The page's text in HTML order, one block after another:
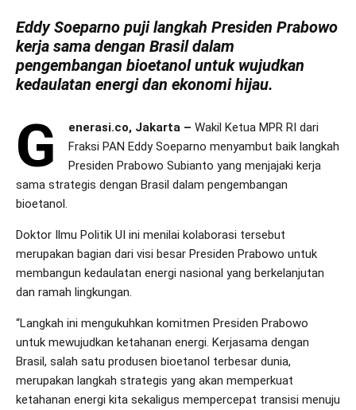
Eddy Soeparno puji langkah Presiden Prabowo
kerja sama dengan Brasil dalam
pengembangan bioetanol untuk wujudkan
kedaulatan energi dan ekonomi hijau.
G enerasi.co, Jakarta – Wakil Ketua MPR RI dari
Fraksi PAN Eddy Soeparno menyambut baik langkah
Presiden Prabowo Subianto yang menjajaki kerja
sama strategis dengan Brasil dalam pengembangan
bioetanol.
Doktor Ilmu Politik UI ini menilai kolaborasi tersebut
merupakan bagian dari visi besar Presiden Prabowo untuk
membangun kedaulatan energi nasional yang berkelanjutan
dan ramah lingkungan.
“Langkah ini mengukuhkan komitmen Presiden Prabowo
untuk mewujudkan ketahanan energi. Kerjasama dengan
Brasil, salah satu produsen bioetanol terbesar dunia,
merupakan langkah strategis yang akan memperkuat
ketahanan energi kita sekaligus mempercepat transisi menuju